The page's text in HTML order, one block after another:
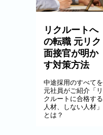
リクルートへ
の転職 元リク
面接官が明か
す対策方法
中途採用のすべてを
元社員がご紹介「リ
クルートに合格する
人材、しない人材」
とは？